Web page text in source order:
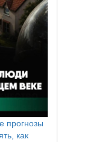
прогнозы
как